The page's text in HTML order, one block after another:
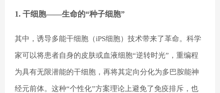
1. 干细胞——生命的“种子细胞”
其中，诱导多能干细胞（iPS细胞）技术带来了革命。科学
家可以将患者自身的皮肤或血液细胞“逆转时光”，重编程
为具有无限潜能的干细胞，再将其定向分化为多巴胺能神
经元前体。这种“个性化”方案理论上避免了免疫排斥，也